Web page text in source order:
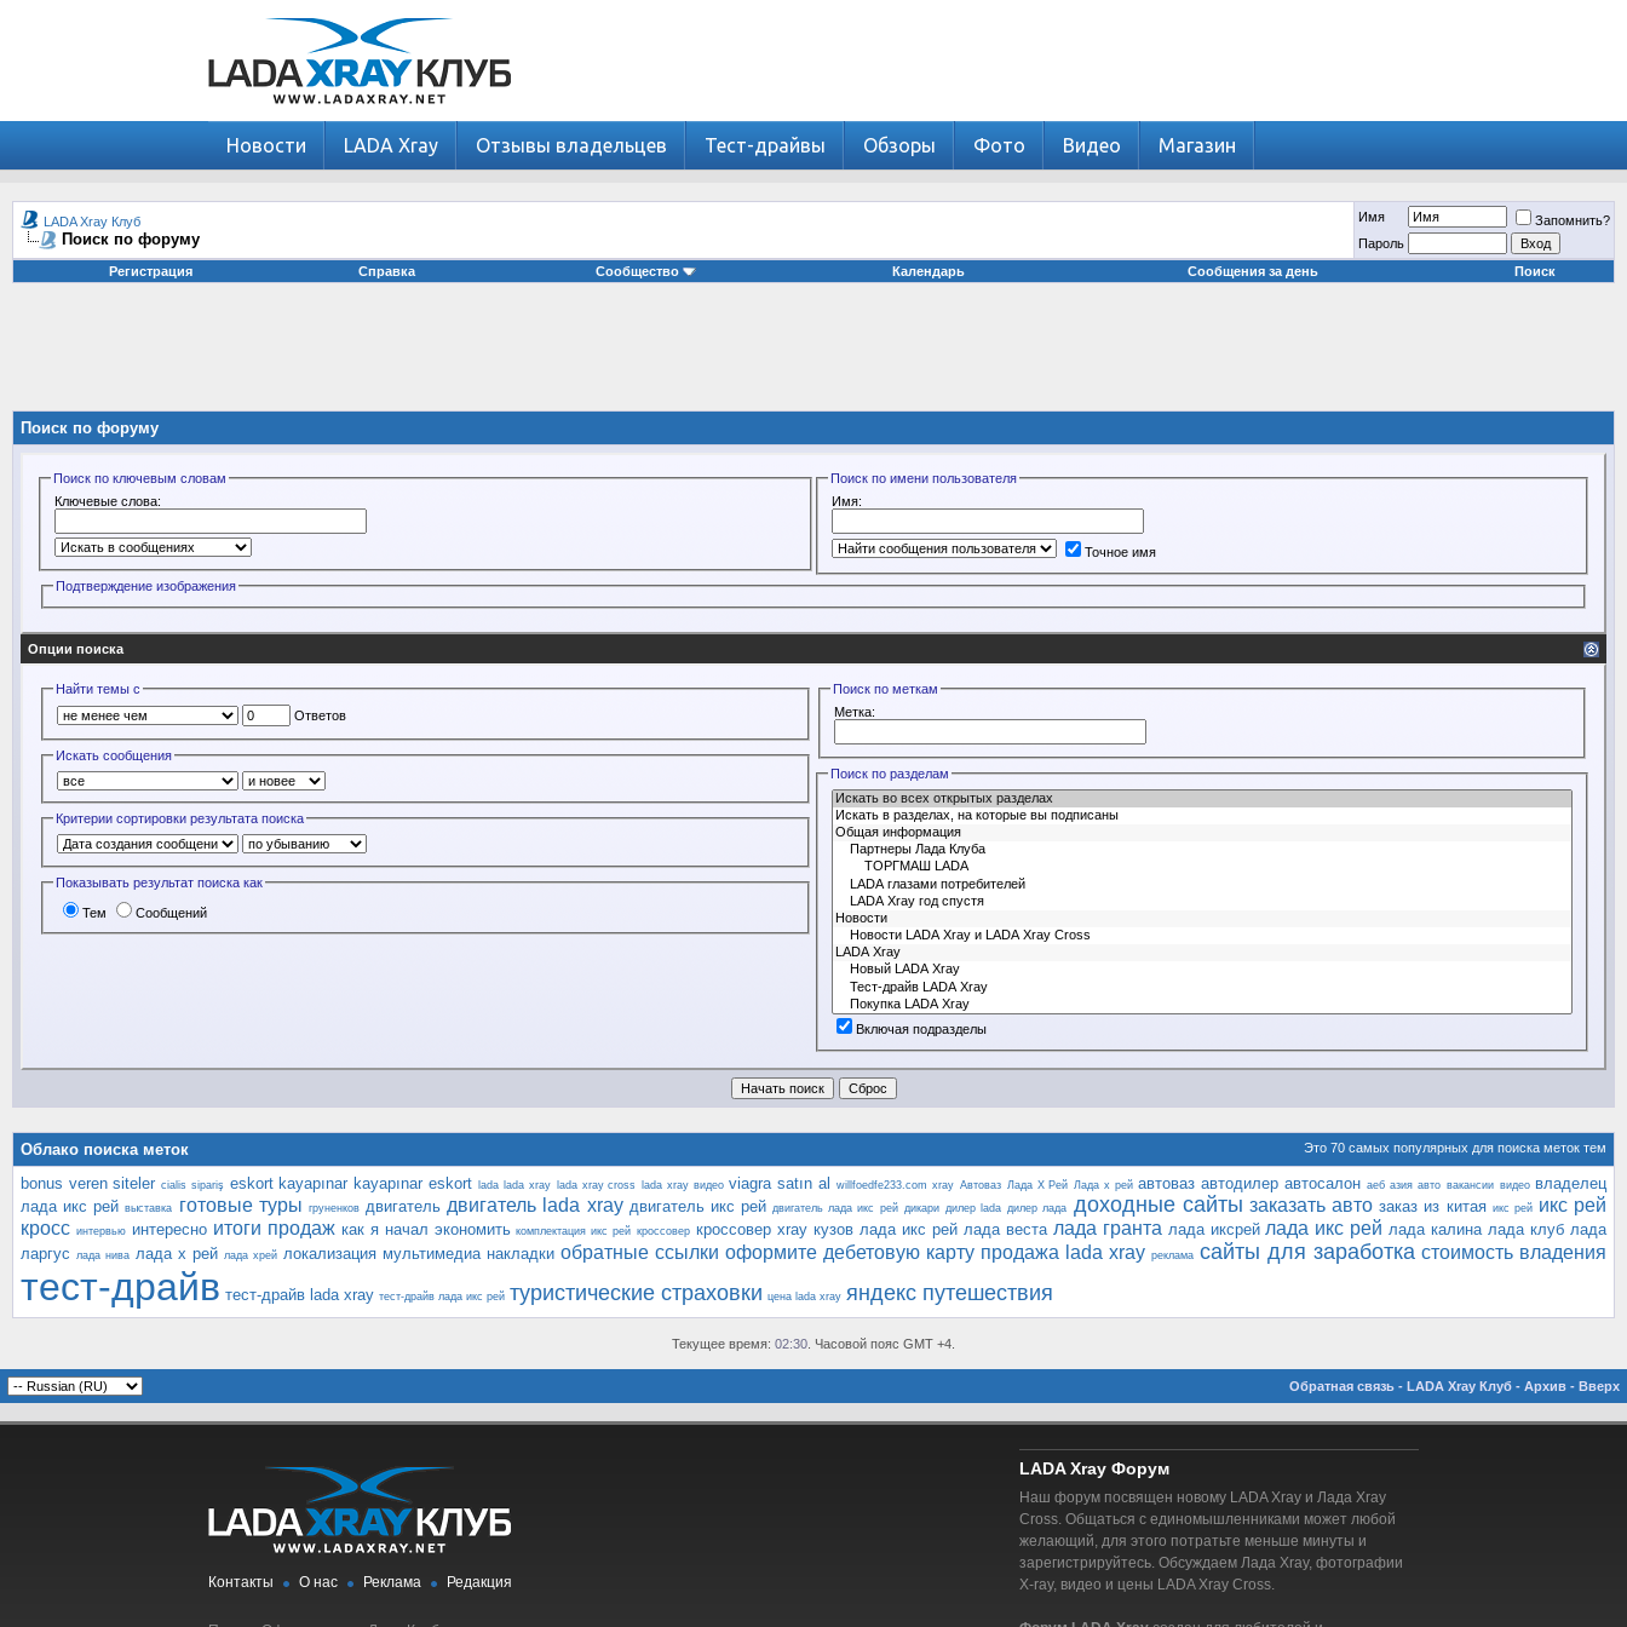
Новости LADA Xray Отзывы владельцев Тест-драйвы Обзоры Фото Видео Магазин
LADA Xray Клуб
Поиск по форуму
Имя
Запомнить?
Пароль
Регистрация
Справка Сообщество Календарь Сообщения за день Поиск
Поиск по форуму
Поиск по ключевым словам
Ключевые слова:
Поиск по имени пользователя
Имя:
Точное имя
Подтверждение изображения
Опции поиска
Найти темы с
Ответов
Искать сообщения
Критерии сортировки результата поиска
Показывать результат поиска как
Тем Сообщений
Поиск по меткам
Метка:
Поиск по разделам
Включая подразделы
Это 70 самых популярных для поиска меток тем
Облако поиска меток
bonus veren siteler cialis sipariş eskort kayapınar kayapınar eskort lada lada xray lada xray cross lada xray видео viagra satın al willfoedfe233.com xray Автоваз Лада Х Рей Лада х рей автоваз автодилер автосалон аеб азия авто вакансии видео владелец
лада икс рей выставка готовые туры груненков двигатель двигатель lada xray двигатель икс рей двигатель лада икс рей дикари дилер lada дилер лада доходные сайты заказать авто заказ из китая икс рей
икс рей
кросс интервью интересно итоги продаж как я начал экономить комплектация икс рей кроссовер кроссовер xray кузов лада икс рей лада веста лада гранта лада иксрей лада икс рей лада калина лада клуб лада
ларгус лада нива лада х рей лада хрей локализация мультимедиа накладки обратные ссылки оформите дебетовую карту продажа lada xray реклама сайты для заработка стоимость владения
тест-драйв тест-драйв lada xray тест-драйв лада икс рей туристические страховки цена lada xray яндекс путешествия
Текущее время: 02:30 . Часовой пояс GMT +4.
Обратная связь - LADA Xray Клуб - Архив - Вверх
Контакты О нас Реклама Редакция
LADA Xray Форум
Наш форум посвящен новому LADA Xray и Лада Xray
Cross. Общаться с единомышленниками может любой
желающий, для этого потратьте меньше минуты и
зарегистрируйтесь. Обсуждаем Лада Xray, фотографии
X-ray, видео и цены LADA Xray Cross.